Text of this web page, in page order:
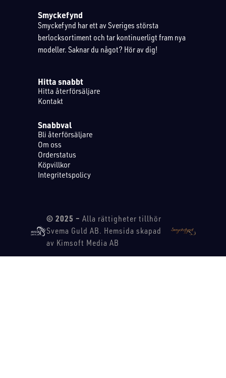
Smyckefynd
Smyckefynd har ett av Sveriges största
berlocksortiment och tar kontinuerligt fram nya
modeller. Saknar du något? Hör av dig!
Hitta snabbt
Hitta återförsäljare
Kontakt
Snabbval
Bli återförsäljare
Om oss
Orderstatus
Köpvillkor
Integritetspolicy
© 2025 – Alla rättigheter tillhör
Svema Guld AB. Hemsida skapad
av Kimsoft Media AB